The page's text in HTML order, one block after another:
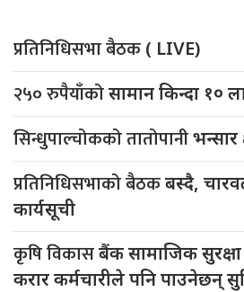
प्रतिनिधिसभा बैठक ( LIVE)
२५० रुपैयाँकोसामान किन्दा १०
सिन्धुपाल्चोकको तातोपानीभन्सार
प्रतिनिधिसभाको बैठकबस्दै,
कार्यसूची
कृषि विकासबैंक सामाजिक
करार कर्मचारीले पनि पाउनेछन्